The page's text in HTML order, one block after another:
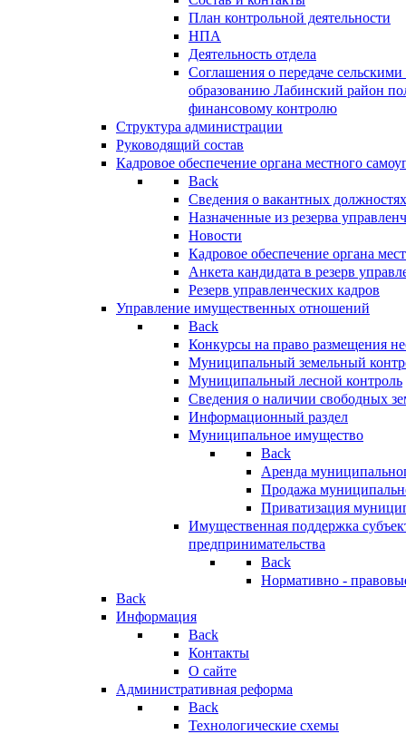
План контрольной деятельности
НПА
Деятельность отдела
Соглашения о передаче
образованию Лабинский район
финансовому контролю
Структура администрации
Руководящий состав
Кадровое обеспечение органа местного
Back
Сведения о вакантных
Назначенные из резерва
Новости
Кадровое обеспечение органа
Анкета кандидата в резерв
Резерв управленческих кадров
Управление имущественных отношений
Back
Конкурсы на право размещения
Муниципальный земельный
Муниципальный лесной контроль
Сведения о наличии свободных
Информационный раздел
Муниципальное имущество
Back
Аренда
Продажа
Приватизация
Имущественная поддержка
предпринимательства
Back
Нормативно -
Back
Информация
Back
Контакты
О сайте
Административная реформа
Back
Технологические схемы